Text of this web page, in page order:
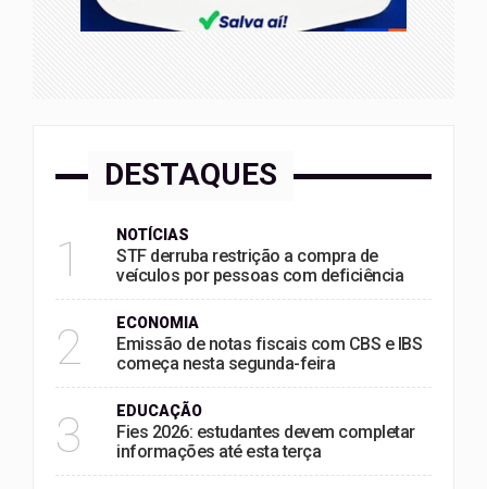
DESTAQUES
1 NOTÍCIAS
STF derruba restrição a compra de
veículos por pessoas com deficiência
2 ECONOMIA
Emissão de notas fiscais com CBS e IBS
começa nesta segunda-feira
3 EDUCAÇÃO
Fies 2026: estudantes devem completar
informações até esta terça